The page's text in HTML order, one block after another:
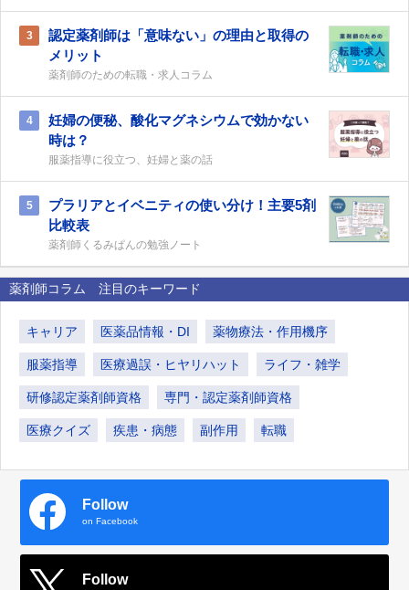
3
認定薬剤師は「意味ない」の理由と取得の
メリット
薬剤師のための転職・求人コラム
4
妊婦の便秘、酸化マグネシウムで効かない
時は？
服薬指導に役立つ、妊婦と薬の話
5
プラリアとイベニティの使い分け！主要5剤
比較表
薬剤師くるみぱんの勉強ノート
薬剤師コラム 注目のキーワード
キャリア 医薬品情報・DI 薬物療法・作用機序
服薬指導 医療過誤・ヒヤリハット ライフ・雑学
研修認定薬剤師資格 専門・認定薬剤師資格
医療クイズ 疾患・病態 副作用 転職
Follow
on Facebook
Follow